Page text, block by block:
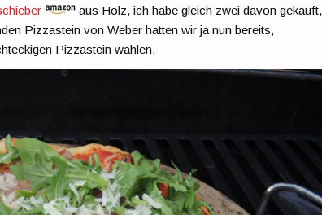
aus Holz, ich habe gleich zwei davon gekauft,
Pizzastein von Weber hatten wir ja nun bereits,
Pizzastein wählen.